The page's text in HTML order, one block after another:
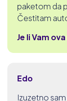
paketom da
Čestitam
Je li Vam
Edo
Izuzetno